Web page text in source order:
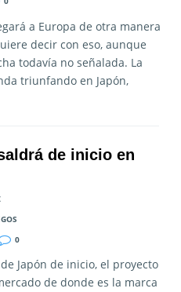
a Europa de otra manera
decir con eso, aunque
todavía no señalada. La
triunfando en Japón,
de inicio en
0
Japón de inicio, el proyecto
de donde es la marca